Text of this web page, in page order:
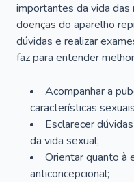
importantes da vida das
doenças do aparelho
dúvidas e realizar
faz para entender
Acompanhar a
características
Esclarecer
da vida sexual;
Orientar quanto à
anticoncepcional;